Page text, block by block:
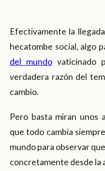
Efectivamente la
hecatombe social, algo
del mundovaticinado
verdadera razón del
cambio.
Pero basta miran unos
que todo cambia
mundo para observar
concretamente desde la